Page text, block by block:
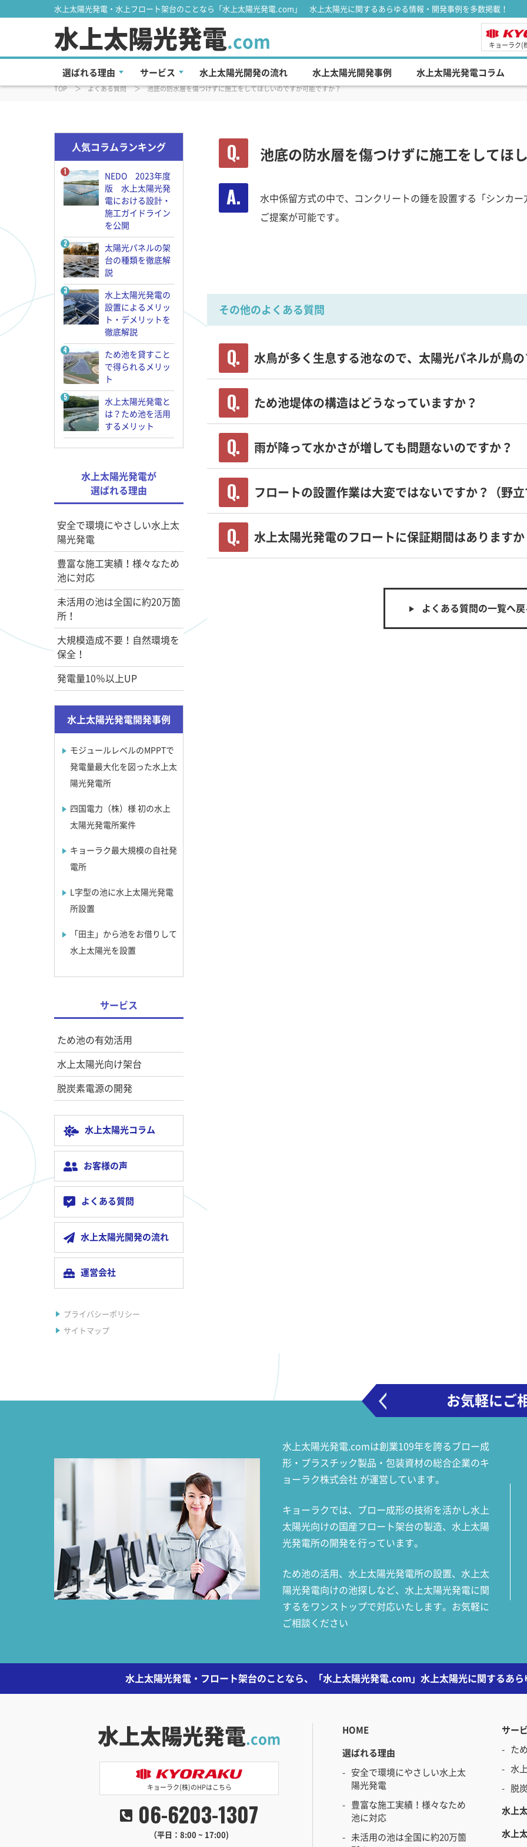
水上太陽光発電・水上フロート架台のことなら「水上太陽光発電.com」 水上太陽光に関するあらゆる情報・開発事例を多数掲載！
水上太陽光発電.com キョーラク(
選ばれる理由 サービス 水上太陽光開発の流れ 水上太陽光開発事例 水上太陽光発電コラム
よくある質問
TOP よくある質問 池底の防水層を傷つけずに施工をしてほしいのですが可能ですか？
池底の防水層を傷つけずに施工をしてほ
水中係留方式の中で、コンクリートの錘を設置する「シンカ
ご提案が可能です。
その他のよくある質問
水鳥が多く生息する池なので、太陽光パネルが鳥
ため池堤体の構造はどうなっていますか？
雨が降って水かさが増しても問題ないのですか？
フロートの設置作業は大変ではないですか？（野
水上太陽光発電のフロートに保証期間はありますか
よくある質問の一覧へ戻
人気コラムランキング
NEDO 2023年度
版 水上太陽光発
電における設計・
施工ガイドライン
を公開
太陽光パネルの架
台の種類を徹底解
説
水上太陽光発電の
設置によるメリッ
ト・デメリットを
徹底解説
ため池を貸すこと
で得られるメリッ
ト
水上太陽光発電と
は？ため池を活用
するメリット
水上太陽光発電が
選ばれる理由
安全で環境にやさしい水上太
陽光発電
豊富な施工実績！様々なため
池に対応
未活用の池は全国に約20万箇
所！
大規模造成不要！自然環境を
保全！
発電量10％以上UP
水上太陽光発電開発事例
モジュールレベルのMPPTで
発電量最大化を図った水上太
陽光発電所
四国電力（株）様 初の水上
太陽光発電所案件
キョーラク最大規模の自社発
電所
L字型の池に水上太陽光発電
所設置
「田主」から池をお借りして
水上太陽光を設置
サービス
ため池の有効活用
水上太陽光向け架台
脱炭素電源の開発
水上太陽光コラム
お客様の声
よくある質問
水上太陽光開発の流れ
運営会社
プライバシーポリシー
サイトマップ
お気軽にご
水上太陽光発電.comは創業109年を誇るブロー成
形・プラスチック製品・包装資材の総合企業のキ
ョーラク株式会社 が運営しています。
キョーラクでは、ブロー成形の技術を活かし水上
太陽光向けの国産フロート架台の製造、水上太陽
光発電所の開発を行っています。
ため池の活用、水上太陽光発電所の設置、水上太
陽光発電向けの池探しなど、水上太陽光発電に関
するをワンストップで対応いたします。お気軽に
ご相談ください
水上太陽光発電・フロート架台のことなら、「水上太陽光発電.com」水上太陽光に関するあ
水上太陽光発電.com
キョーラク(株)のHPはこちら
06-6203-1307
（平日：8:00 ~ 17:00)
HOME
選ばれる理由
安全で環境にやさしい水上太
陽光発電
豊富な施工実績！様々なため
池に対応
未活用の池は全国に約20万箇
サー
た
水
脱
水上
水上